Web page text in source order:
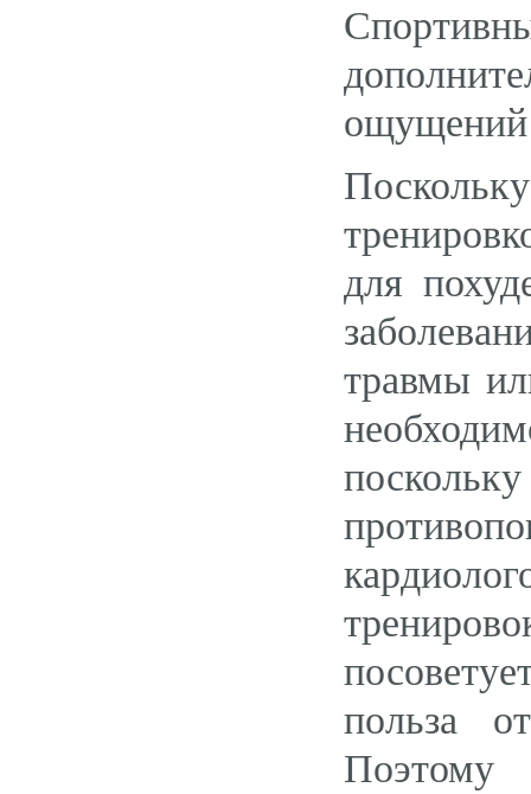
ощущений
для
травмы
польза